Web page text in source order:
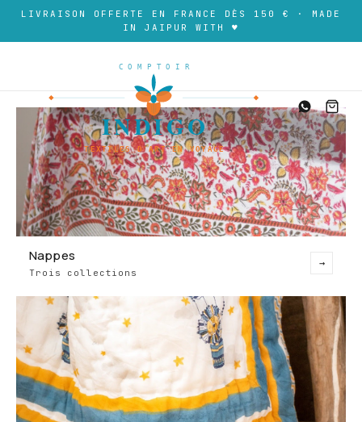
LIVRAISON OFFERTE EN FRANCE DÈS 150 € · MADE
IN JAIPUR WITH ♥
Nappes
Trois collections
→